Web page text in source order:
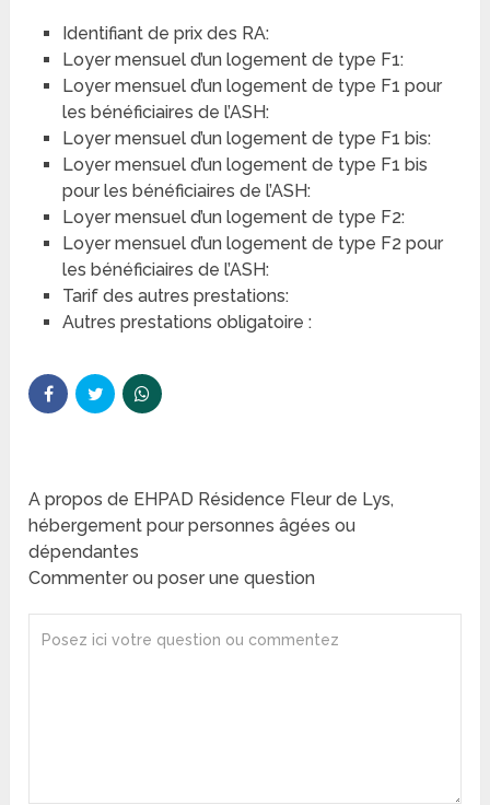
Identifiant de prix des RA:
Loyer mensuel d’un logement de type F1:
Loyer mensuel d’un logement de type F1 pour
les bénéficiaires de l’ASH:
Loyer mensuel d’un logement de type F1 bis:
Loyer mensuel d’un logement de type F1 bis
pour les bénéficiaires de l’ASH:
Loyer mensuel d’un logement de type F2:
Loyer mensuel d’un logement de type F2 pour
les bénéficiaires de l’ASH:
Tarif des autres prestations:
Autres prestations obligatoire :
A propos de EHPAD Résidence Fleur de Lys,
hébergement pour personnes âgées ou
dépendantes
Commenter ou poser une question